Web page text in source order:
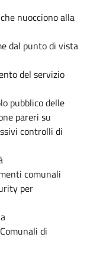
nuocciono alla
dal punto di vista
del servizio
pubblico delle
pareri su
controlli di
comunali
per
di